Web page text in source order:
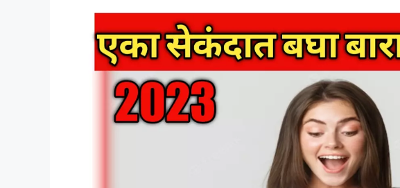
बारावीचा
निकाल
आणि
लगेच
डाऊनलोड
करा
http://mh12.abpmajha.com